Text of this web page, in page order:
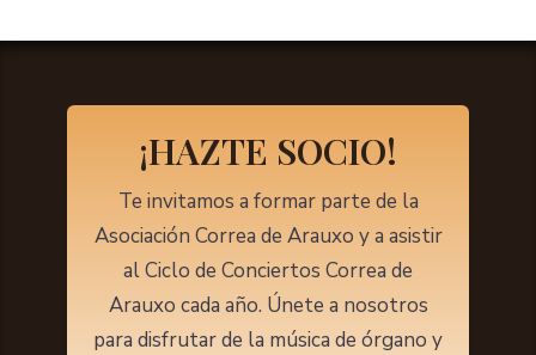
¡HAZTE SOCIO!
Te invitamos a formar parte de la
Asociación Correa de Arauxo y a asistir
al Ciclo de Conciertos Correa de
Arauxo cada año. Únete a nosotros
para disfrutar de la música de órgano y